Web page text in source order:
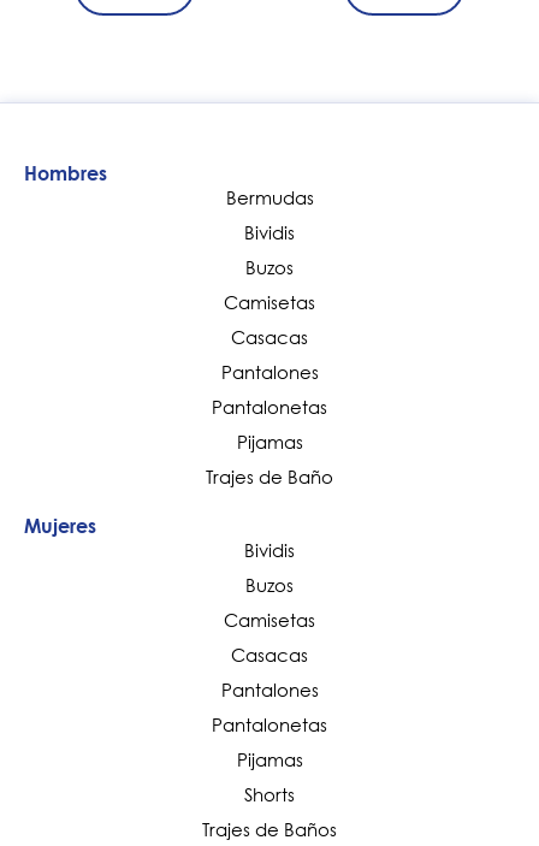
Hombres
Bermudas
Bividis
Buzos
Camisetas
Casacas
Pantalones
Pantalonetas
Pijamas
Trajes de Baño
Mujeres
Bividis
Buzos
Camisetas
Casacas
Pantalones
Pantalonetas
Pijamas
Shorts
Trajes de Baños